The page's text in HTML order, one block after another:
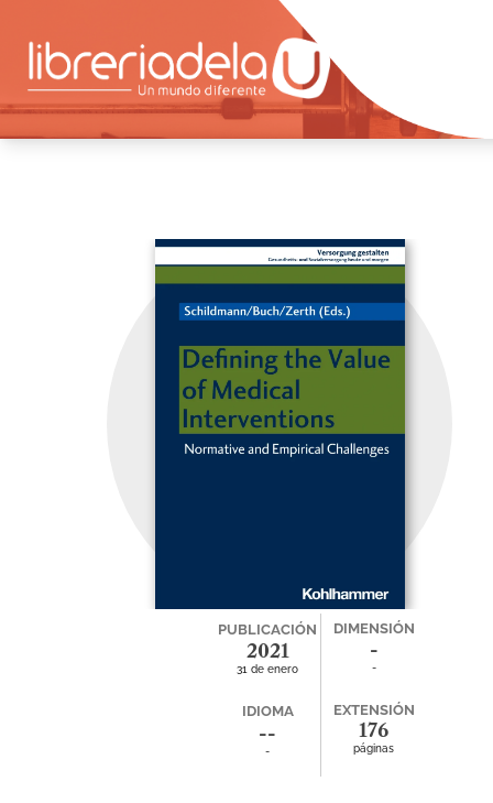
PUBLICACIÓN
2021
31 de enero
DIMENSIÓN
-
-
IDIOMA
--
-
EXTENSIÓN
176
páginas